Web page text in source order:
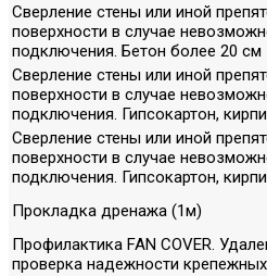
Сверление стены или иной
поверхности в случае
подключения. Бетон более 20 см
Сверление стены или иной
поверхности в случае
подключения. Гипсокартон,
Сверление стены или иной
поверхности в случае
подключения. Гипсокартон,
Прокладка дренажа (1м)
Профилактика FAN COVER.
проверка надежности